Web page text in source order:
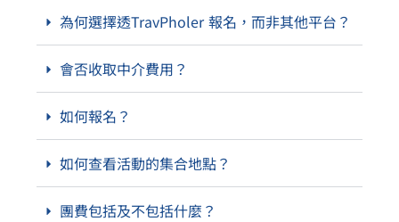
為何選擇透TravPholer 報名，而非其他平台？
會否收取中介費用？
如何報名？
如何查看活動的集合地點？
團費包括及不包括什麼？